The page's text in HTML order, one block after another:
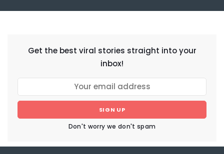
Get the best viral stories straight into your
inbox!
SIGN UP
Don't worry we don't spam